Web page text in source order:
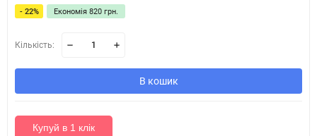
- 22% Економія 820 грн.
Кількість:
В кошик
Купуй в 1 клік